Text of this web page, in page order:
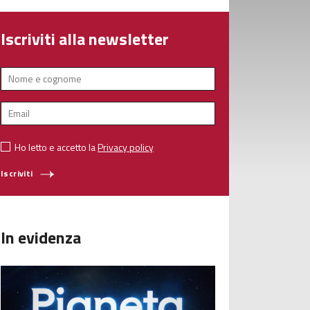
Iscriviti alla newsletter
Ho letto e accetto laPrivacy policy
Iscriviti
In evidenza